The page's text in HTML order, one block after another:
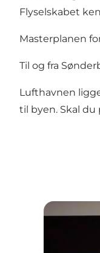
Flyselskabet
Masterplanen
Til og fra
Lufthavnen
til byen. Skal